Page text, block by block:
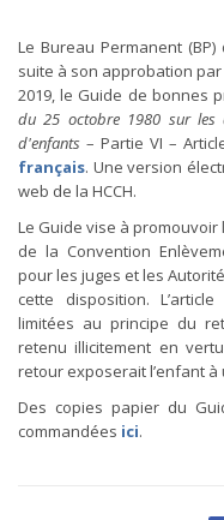
Le Bureau Permanent
suite à son approbation par
2019, le Guide de bonnes
du 25 octobre 1980 sur les
d'enfants – Partie VI –
français. Une version
web de la HCCH.
Le Guide vise à promouvoir
de la Convention
pour les juges et les
cette disposition.
limitées au principe du
retenu illicitement en
retour exposerait l’enfant
Des copies papier du
commandées ici.